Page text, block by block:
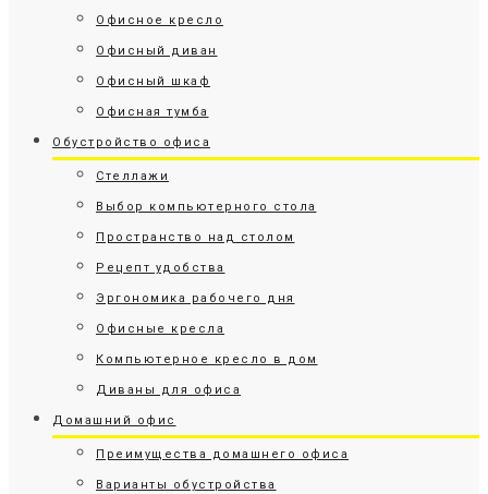
Офисное кресло
Офисный диван
Офисный шкаф
Офисная тумба
Обустройство офиса
Стеллажи
Выбор компьютерного стола
Пространство над столом
Рецепт удобства
Эргономика рабочего дня
Офисные кресла
Компьютерное кресло в дом
Диваны для офиса
Домашний офис
Преимущества домашнего офиса
Варианты обустройства